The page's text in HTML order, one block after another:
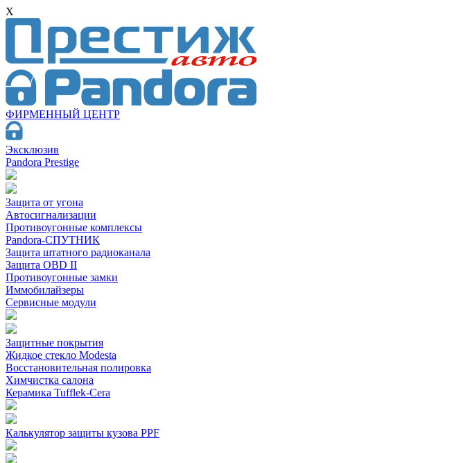
X
ФИРМЕННЫЙ ЦЕНТР
Эксклюзив
Pandora Prestige
Защита от угона
Автосигнализации
Противоугонные комплексы
Pandora-СПУТНИК
Защита штатного радиоканала
Защита OBD II
Противоугонные замки
Иммобилайзеры
Сервисные модули
Защитные покрытия
Жидкое стекло Modesta
Восстановительная полировка
Химчистка салона
Керамика Tufflek-Cera
Калькулятор защиты кузова PPF